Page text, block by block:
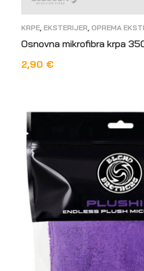
KRPE, EKSTERIJER, OPREMA
Osnovna mikrofibra krpa
2,90 €